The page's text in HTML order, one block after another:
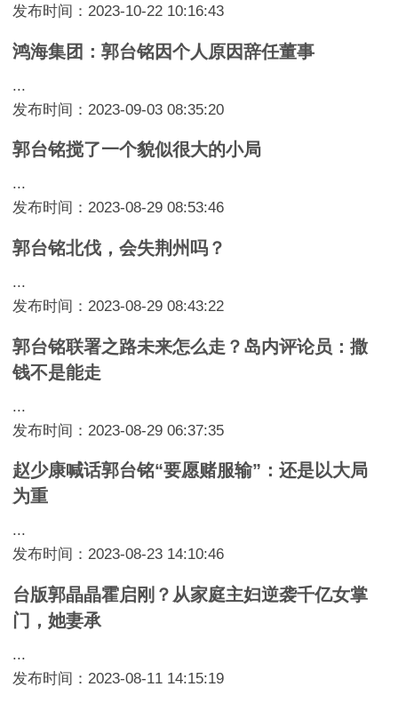
发布时间：2023-10-22 10:16:43
鸿海集团：郭台铭因个人原因辞任董事
...
发布时间：2023-09-03 08:35:20
郭台铭搅了一个貌似很大的小局
...
发布时间：2023-08-29 08:53:46
郭台铭北伐，会失荆州吗？
...
发布时间：2023-08-29 08:43:22
郭台铭联署之路未来怎么走？岛内评论员：撒
钱不是能走
...
发布时间：2023-08-29 06:37:35
赵少康喊话郭台铭“要愿赌服输”：还是以大局
为重
...
发布时间：2023-08-23 14:10:46
台版郭晶晶霍启刚？从家庭主妇逆袭千亿女掌
门，她妻承
...
发布时间：2023-08-11 14:15:19